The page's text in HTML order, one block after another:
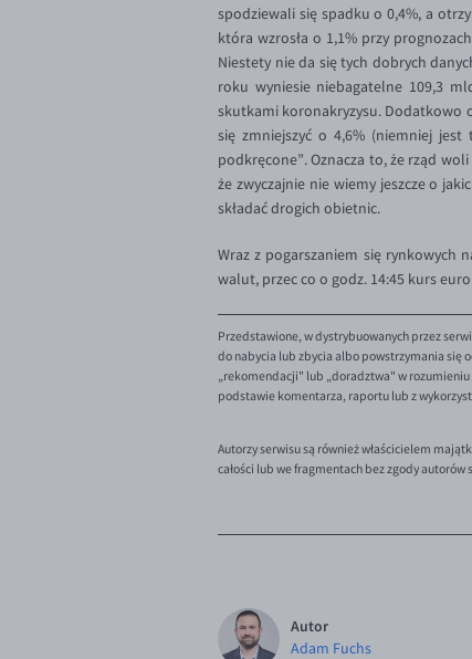
spodziewali się spadku o 0,4%, a
która wzrosła o 1,1% przy
Niestety nie da się tych dobrych
roku wyniesie niebagatelne 109,3
skutkami koronakryzysu. Dodatkowo
się zmniejszyć o 4,6% (niemniej
podkręcone”. Oznacza to, że rząd
że zwyczajnie nie wiemy jeszcze o
składać drogich obietnic.
Wraz z pogarszaniem się rynkowych
walut, przec co o godz. 14:45 kurs euro
Przedstawione, w dystrybuowanych przez
do nabycia lub zbycia albo powstrzymania się
„rekomendacji" lub „doradztwa" w rozumieniu
podstawie komentarza, raportu lub z
Autorzy serwisu są również właścicielem
całości lub we fragmentach bez zgody
Autor
Adam Fuchs